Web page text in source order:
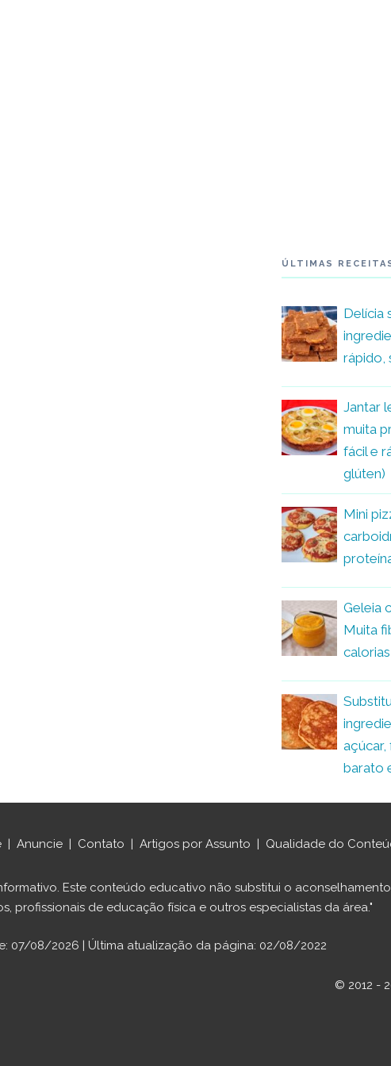
ÚLTIMAS
Delícia
rápido,
Jantar
muita
fácil e
glúten)
Mini
Geleia
Muita
açúcar,
barato
| Anuncie| Contato | Artigos por Assunto | Qualidade do
Este conteúdo educativo não substitui o
profissionais de educação física e outros especialistas da área."
07/08/2026 | Última atualização da página: 02/08/2022
© 2012 -